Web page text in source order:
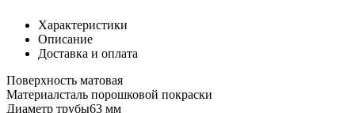
Характеристики
Описание
Доставка и оплата
Поверхность матовая
Материалсталь порошковой покраски
Диаметр трубы63 мм